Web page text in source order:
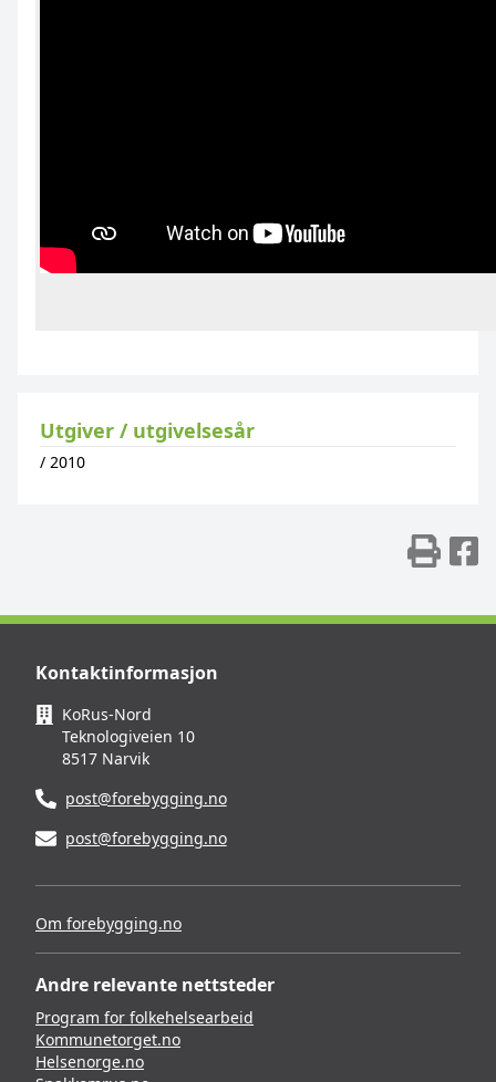
Utgiver / utgivelsesår
/ 2010
Kontaktinformasjon
KoRus-Nord
Teknologiveien 10
8517 Narvik
post@forebygging.no
post@forebygging.no
Om forebygging.no
Andre relevante nettsteder
Program for folkehelsearbeid
Kommunetorget.no
Helsenorge.no